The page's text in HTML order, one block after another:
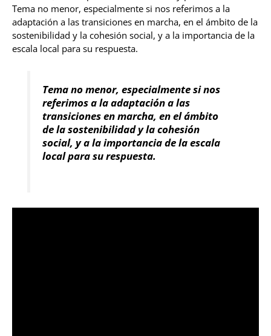
Tema no menor, especialmente si nos referimos a la
adaptación a las transiciones en marcha, en el ámbito de la
sostenibilidad y la cohesión social, y a la importancia de la
escala local para su respuesta.
Tema no menor, especialmente si nos
referimos a la adaptación a las
transiciones en marcha, en el ámbito
de la sostenibilidad y la cohesión
social, y a la importancia de la escala
local para su respuesta.